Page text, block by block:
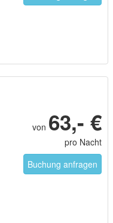
von 63,- €
pro Nacht
Buchung anfragen